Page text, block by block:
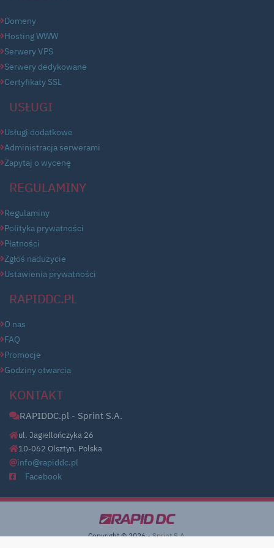
Domeny
Hosting WWW
Serwery VPS
Serwery dedykowane
Certyfikaty SSL
USŁUGI
Usługi dodatkowe
Administracja serwerami
Zapytaj o wycenę
REGULAMINY
Regulaminy
Polityka prywatności
Płatności
Zgłoś nadużycie
Ustawienia prywatności
RAPIDDC.PL
O nas
FAQ
Promocje
Godziny otwarcia
KONTAKT
RAPIDDC.pl - Sprint S.A.
ul. Jagiellończyka 26
10-062 Olsztyn, Polska
info@rapiddc.pl
Facebook
Copyright © 2026 -Sprint S.A.